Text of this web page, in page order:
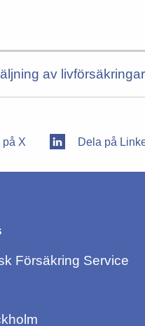
av livförsäkringar
på X Dela på
Försäkring Service